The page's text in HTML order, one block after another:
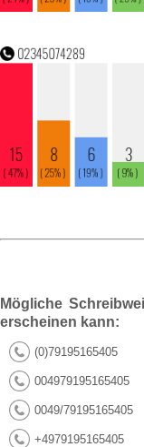
Mögliche
erscheinen kann:
(0)79195165405
004979195165405
0049/79195165405
+4979195165405